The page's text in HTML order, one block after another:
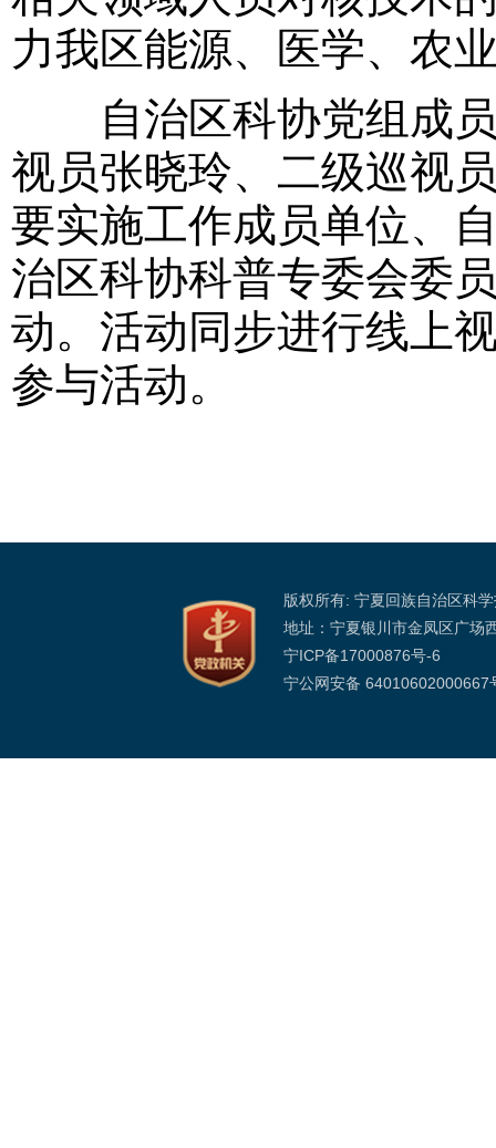
力我区能源、医学、农
自治区科协党组成员
视员张晓玲、二级巡视
要实施工作成员单位、
治区科协科普专委会委
动。活动同步进行线上
参与活动。
版权所有: 宁夏回族自治区科
地址：宁夏银川市金凤区广场
宁ICP备17000876号-6
宁公网安备 64010602000667